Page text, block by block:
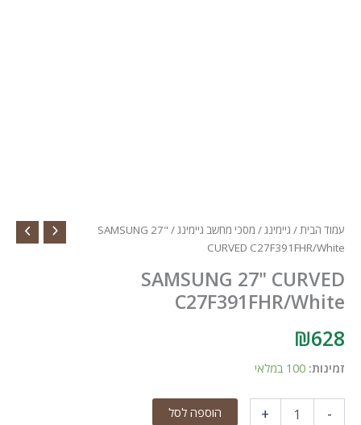
עמוד הבית/ גיימינג/ מסכי מחשב גיימינג
/ SAMSUNG 27"
CURVED C27F391FHR/White
SAMSUNG 27" CURVED
C27F391FHR/White
₪628
זמינות: 100 במלאי
-
+ הוספה לסל